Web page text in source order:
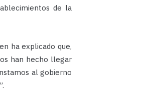
de la
ha explicado que,
han hecho llegar
al gobierno